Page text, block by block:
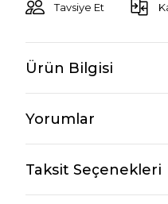
Tavsiye Et
Ürün Bilgisi
Yorumlar
Taksit Seçenekleri